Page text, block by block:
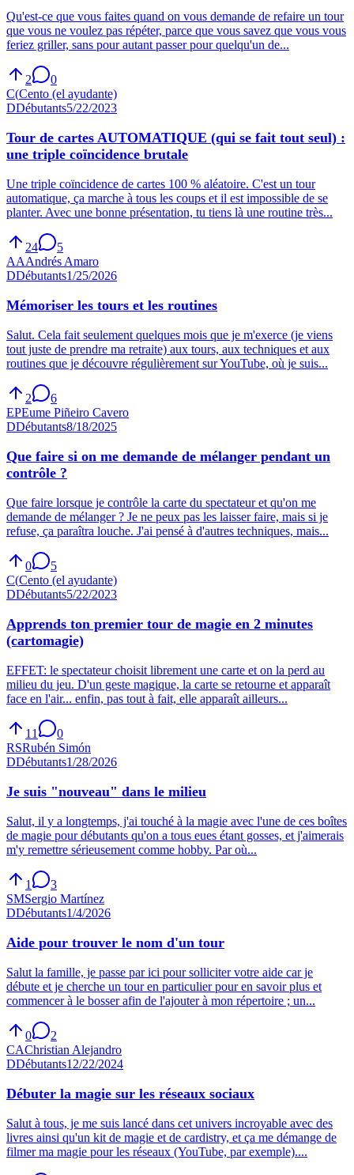
Qu'est-ce que vous faites quand on vous demande de refaire un tour
que vous ne voulez pas répéter, parce que vous savez que vous vous
feriez griller, sans pour autant passer pour quelqu'un de...
2
0
C(Cento (el ayudante)
DDébutants5/22/2023
Tour de cartes AUTOMATIQUE (qui se fait tout seul) :
une triple coïncidence brutale
Une triple coïncidence de cartes 100 % aléatoire. C'est un tour
automatique, ça marche à tous les coups et il est impossible de se
planter. Avec une bonne présentation, tu tiens là une routine très...
24
5
AAAndrés Amaro
DDébutants1/25/2026
Mémoriser les tours et les routines
Salut. Cela fait seulement quelques mois que je m'exerce (je viens
tout juste de prendre ma retraite) aux tours, aux techniques et aux
routines que je découvre régulièrement sur YouTube, où je suis...
2
6
EPEume Piñeiro Cavero
DDébutants8/18/2025
Que faire si on me demande de mélanger pendant un
contrôle ?
Que faire lorsque je contrôle la carte du spectateur et qu'on me
demande de mélanger ? Je ne peux pas les laisser faire, mais si je
refuse, ça paraîtra louche. J'ai pensé à d'autres techniques, mais...
0
5
C(Cento (el ayudante)
DDébutants5/22/2023
Apprends ton premier tour de magie en 2 minutes
(cartomagie)
EFFET: le spectateur choisit librement une carte et on la perd au
milieu du jeu. D'un geste magique, la carte se retourne et apparaît
face en l'air... enfin, pas tout à fait, elle apparaît ailleurs...
11
0
RSRubén Simón
DDébutants1/28/2026
Je suis "nouveau" dans le milieu
Salut, il y a longtemps, j'ai touché à la magie avec l'une de ces boîtes
de magie pour débutants qu'on a tous eues étant gosses, et j'aimerais
m'y remettre sérieusement comme hobby. Par où...
1
3
SMSergio Martínez
DDébutants1/4/2026
Aide pour trouver le nom d'un tour
Salut la famille, je passe par ici pour solliciter votre aide car je
débute et je cherche un tour en particulier pour en savoir plus et
commencer à le bosser afin de l'ajouter à mon répertoire ; un...
0
2
CAChristian Alejandro
DDébutants12/22/2024
Débuter la magie sur les réseaux sociaux
Salut à tous, je me suis lancé dans cet univers incroyable avec des
livres ainsi qu'un kit de magie et de cardistry, et ça me démange de
filmer ma magie pour les réseaux (YouTube, par exemple)....